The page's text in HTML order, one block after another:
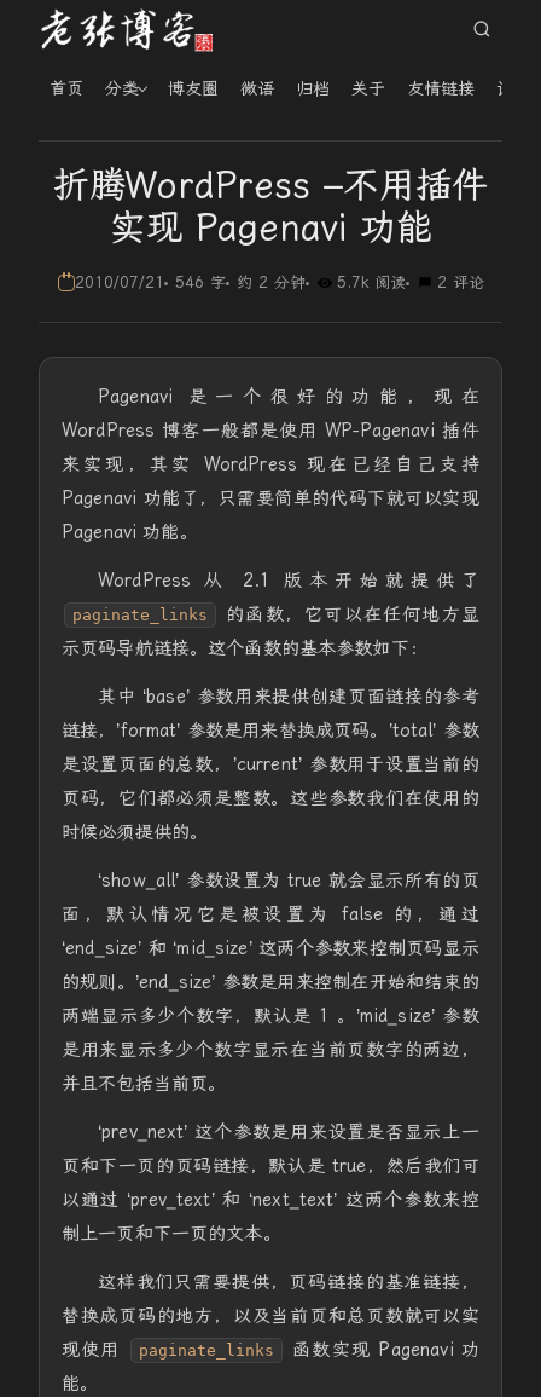
首页 分类 博友圈 微语 归档 关于 友情链接 读者
折腾WordPress –不用插件
实现 Pagenavi 功能
2010/07/21 546 字 约 2 分钟 5.7k 阅读 2 评论
Pagenavi 是一个很好的功能，现在
WordPress 博客一般都是使用 WP-Pagenavi 插件
来实现，其实 WordPress 现在已经自己支持
Pagenavi 功能了，只需要简单的代码下就可以实现
Pagenavi 功能。
WordPress 从 2.1 版本开始就提供了
paginate_links
的函数，它可以在任何地方显
示页码导航链接。这个函数的基本参数如下：
其中 ‘base’ 参数用来提供创建页面链接的参考
链接，’format’ 参数是用来替换成页码。’total’ 参数
是设置页面的总数，’current’ 参数用于设置当前的
页码，它们都必须是整数。这些参数我们在使用的
时候必须提供的。
‘show_all’ 参数设置为 true 就会显示所有的页
面，默认情况它是被设置为 false 的，通过
‘end_size’ 和 ‘mid_size’ 这两个参数来控制页码显示
的规则。’end_size’ 参数是用来控制在开始和结束的
两端显示多少个数字，默认是 1 。’mid_size’ 参数
是用来显示多少个数字显示在当前页数字的两边，
并且不包括当前页。
‘prev_next’ 这个参数是用来设置是否显示上一
页和下一页的页码链接，默认是 true，然后我们可
以通过 ‘prev_text’ 和 ‘next_text’ 这两个参数来控
制上一页和下一页的文本。
这样我们只需要提供，页码链接的基准链接，
替换成页码的地方，以及当前页和总页数就可以实
现使用
paginate_links
函数实现 Pagenavi 功
能。